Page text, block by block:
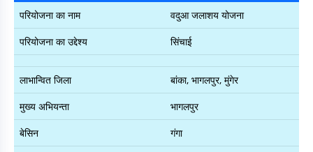
परियोजना का नाम
वदुआ जलाशय योजना
परियोजना का उद्देश्य
सिंचाई
लाभान्वित जिला
बांका, भागलपुर, मुंगेर
मुख्य अभियन्ता
भागलपुर
बेसिन
गंगा